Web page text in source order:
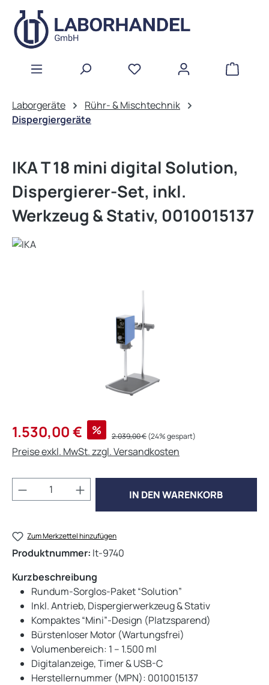
Zum Hauptinhalt springen
Laborgeräte
Rühr- & Mischtechnik
Dispergiergeräte
IKA T 18 mini digital Solution,
Dispergierer-Set, inkl.
Werkzeug & Stativ, 0010015137
Verkaufspreis:
1.530,00 € % Regulärer Preis:
2.039,00 €(24% gespart)
Preise exkl. MwSt. zzgl. Versandkosten
Produkt Anzahl: Gib den gewünschten
IN DEN WARENKORB
Zum Merkzettel hinzufügen
Produktnummer: lt-9740
Kurzbeschreibung
Rundum-Sorglos-Paket “Solution”
Inkl. Antrieb, Dispergierwerkzeug & Stativ
Kompaktes “Mini”-Design (Platzsparend)
Bürstenloser Motor (Wartungsfrei)
Volumenbereich: 1 – 1.500 ml
Digitalanzeige, Timer & USB-C
Herstellernummer (MPN): 0010015137